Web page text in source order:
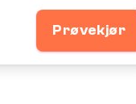
Prøvekjør